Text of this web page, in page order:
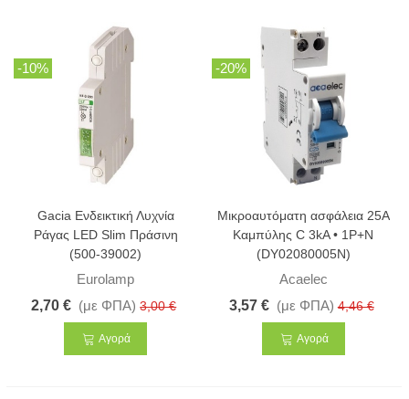
-10%
Gacia Ενδεικτική Λυχνία
Ράγας LED Slim Πράσινη
(500-39002)
Eurolamp
2,70 € (με ΦΠΑ) 3,00 €
Αγορά
-20%
Μικροαυτόματη ασφάλεια 25A
Καμπύλης C 3kA • 1Ρ+N
(DY02080005N)
Acaelec
3,57 € (με ΦΠΑ) 4,46 €
Αγορά